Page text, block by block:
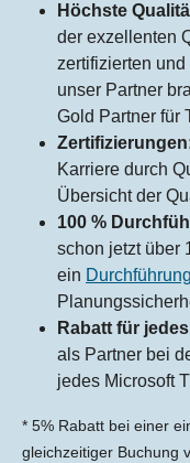
Höchste
der exzellenten
zertifizierten
unser Partner
Gold Partner für
Karriere durch
Übersicht der
100 %
schon jetzt über
ein
Rabatt für
als Partner bei
jedes Microsoft
* 5% Rabatt bei einer
gleichzeitiger Buchung